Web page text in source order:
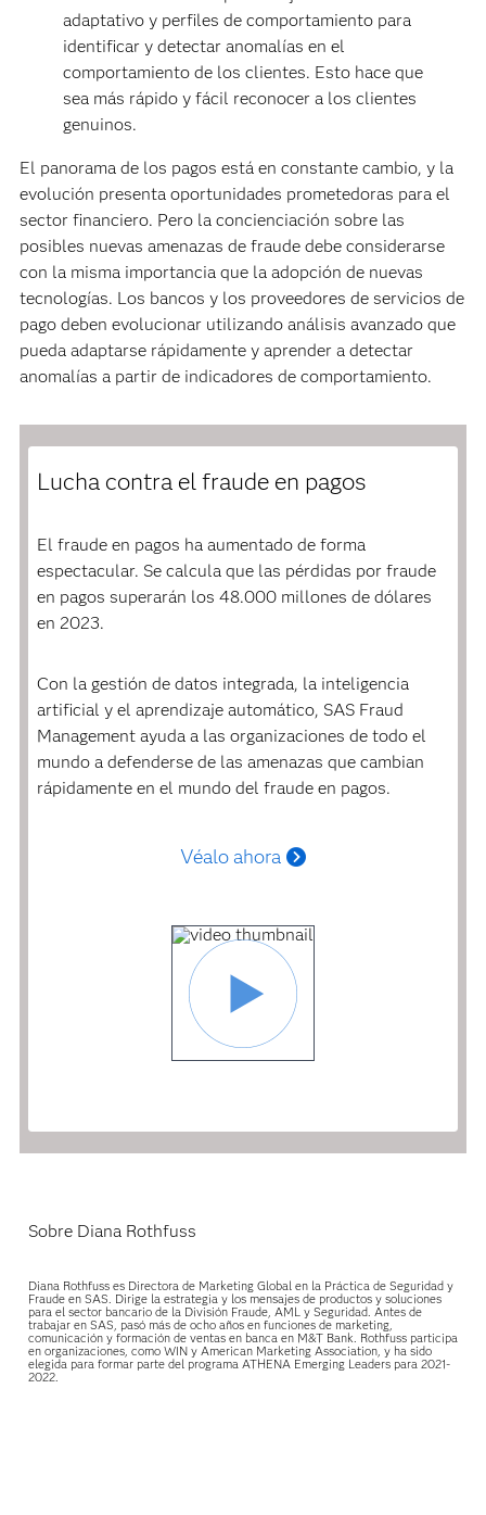
adaptativo y perfiles de comportamiento para
identificar y detectar anomalías en el
comportamiento de los clientes. Esto hace que
sea más rápido y fácil reconocer a los clientes
genuinos.
El panorama de los pagos está en constante cambio, y la
evolución presenta oportunidades prometedoras para el
sector financiero. Pero la concienciación sobre las
posibles nuevas amenazas de fraude debe considerarse
con la misma importancia que la adopción de nuevas
tecnologías. Los bancos y los proveedores de servicios de
pago deben evolucionar utilizando análisis avanzado que
pueda adaptarse rápidamente y aprender a detectar
anomalías a partir de indicadores de comportamiento.
Lucha contra el fraude en pagos
El fraude en pagos ha aumentado de forma
espectacular. Se calcula que las pérdidas por fraude
en pagos superarán los 48.000 millones de dólares
en 2023.
Con la gestión de datos integrada, la inteligencia
artificial y el aprendizaje automático, SAS Fraud
Management ayuda a las organizaciones de todo el
mundo a defenderse de las amenazas que cambian
rápidamente en el mundo del fraude en pagos.
Véalo ahora
Sobre Diana Rothfuss
Diana Rothfuss es Directora de Marketing Global en la Práctica de Seguridad y
Fraude en SAS. Dirige la estrategia y los mensajes de productos y soluciones
para el sector bancario de la División Fraude, AML y Seguridad. Antes de
trabajar en SAS, pasó más de ocho años en funciones de marketing,
comunicación y formación de ventas en banca en M&T Bank. Rothfuss participa
en organizaciones, como WIN y American Marketing Association, y ha sido
elegida para formar parte del programa ATHENA Emerging Leaders para 2021-
2022.